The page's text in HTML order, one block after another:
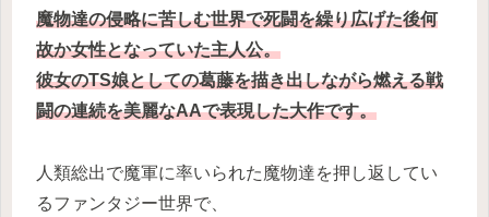
魔物達の侵略に苦しむ世界で死闘を繰り広げた後何
故か女性となっていた主人公。
彼女のTS娘としての葛藤を描き出しながら燃える戦
闘の連続を美麗なAAで表現した大作です。
人類総出で魔軍に率いられた魔物達を押し返してい
るファンタジー世界で、